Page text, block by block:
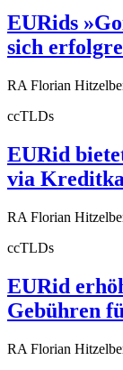
EURids
sich
RA Florian
ccTLDs
EURid
via
RA Florian
ccTLDs
EURid
Gebühren
RA Florian